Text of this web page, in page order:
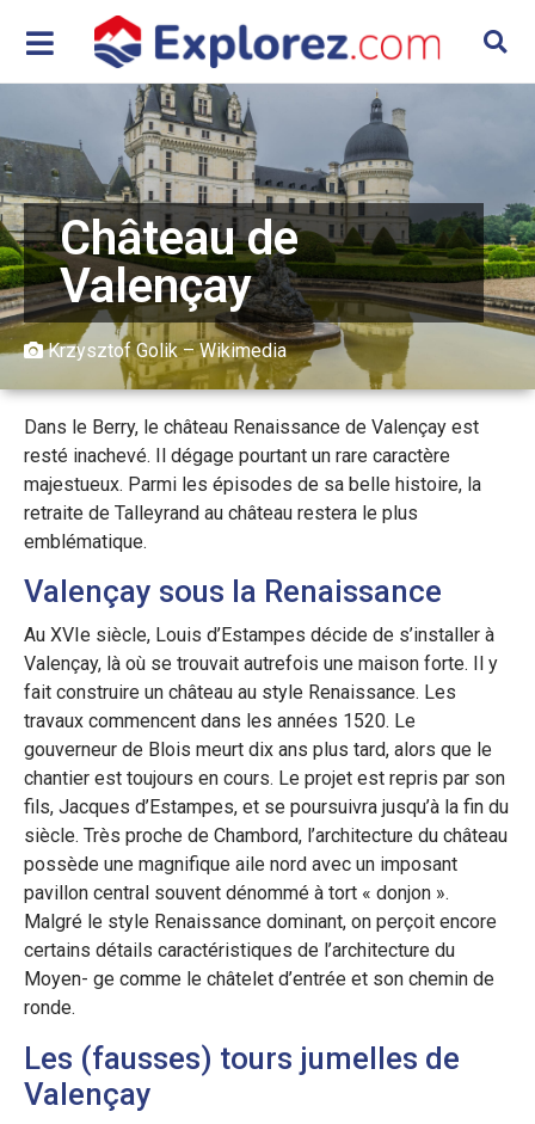
Château de
Valençay
Krzysztof Golik – Wikimedia
Dans le Berry, le château Renaissance de Valençay est
resté inachevé. Il dégage pourtant un rare caractère
majestueux. Parmi les épisodes de sa belle histoire, la
retraite de Talleyrand au château restera le plus
emblématique.
Valençay sous la Renaissance
Au XVIe siècle, Louis d’Estampes décide de s’installer à
Valençay, là où se trouvait autrefois une maison forte. Il y
fait construire un château au style Renaissance. Les
travaux commencent dans les années 1520. Le
gouverneur de Blois meurt dix ans plus tard, alors que le
chantier est toujours en cours. Le projet est repris par son
fils, Jacques d’Estampes, et se poursuivra jusqu’à la fin du
siècle. Très proche de Chambord, l’architecture du château
possède une magnifique aile nord avec un imposant
pavillon central souvent dénommé à tort « donjon ».
Malgré le style Renaissance dominant, on perçoit encore
certains détails caractéristiques de l’architecture du
Moyen- ge comme le châtelet d’entrée et son chemin de
ronde.
Les (fausses) tours jumelles de
Valençay